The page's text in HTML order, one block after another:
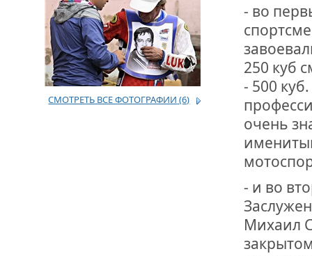
В ДОМЕ
ВНОВЬ О
ДВА
ДО
ЮСУПОВА
ЛЮБОЙ
ИНТЕРВЬЮ
«ВЕТЕРАН
МЕМОРИАЛ
ОТМЕТИЛА
СМОТРЕТЬ ВСЕ ФОТОГРАФИИ (6)
- во
250 куб
- 500
очень
- и во
Михаил